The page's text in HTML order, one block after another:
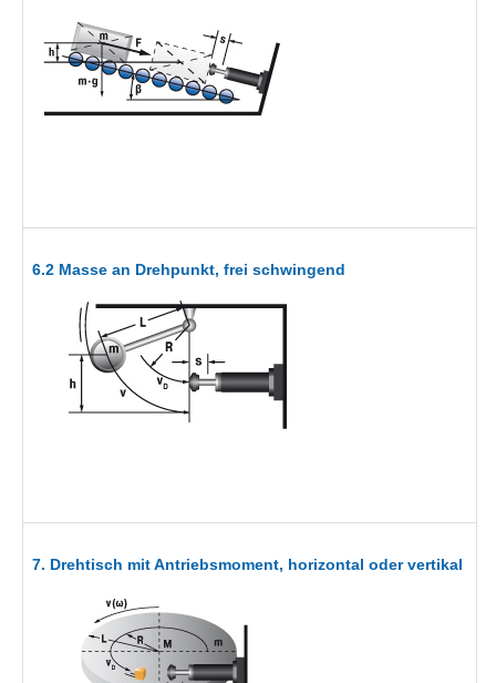
6.2 Masse an Drehpunkt, frei schwingend
7. Drehtisch mit Antriebsmoment, horizontal oder vertikal